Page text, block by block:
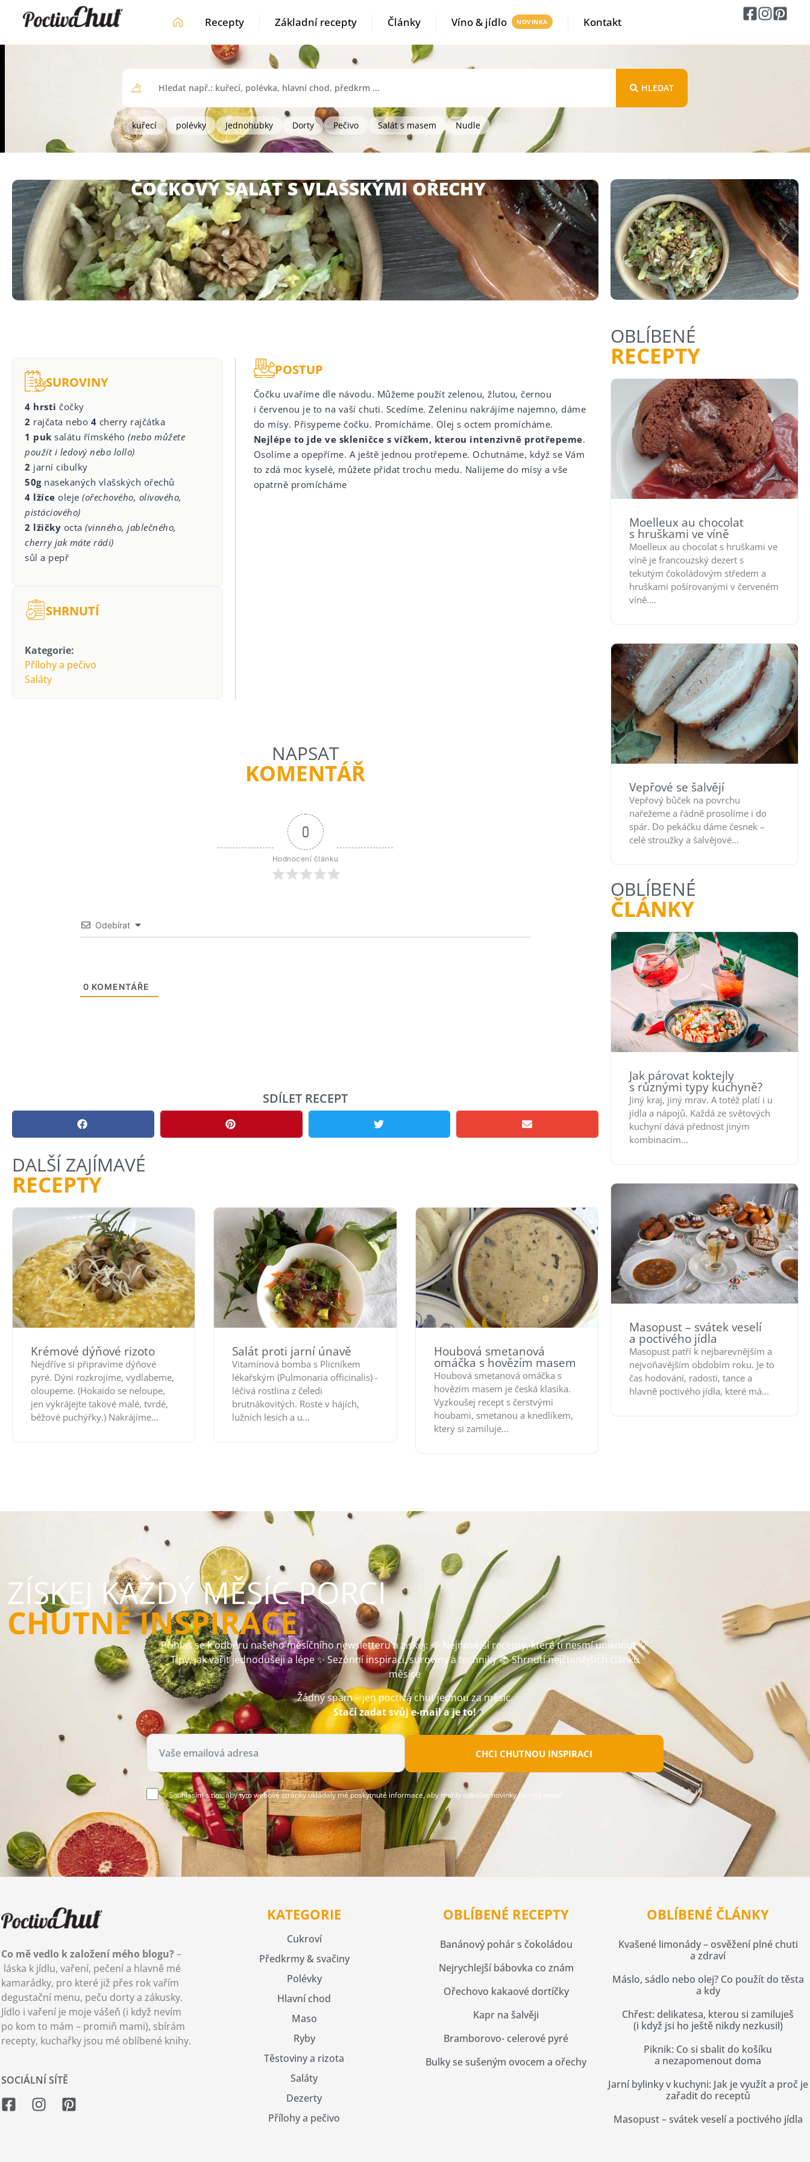
Recepty Základní recepty Články Víno & jídlo Kontakt
HLEDAT
kuřecí polévky Jednohubky Dorty Pečivo Salát s masem Nudle
ČOČKOVÝ SALÁT S VLAŠSKÝMI OŘECHY
SUROVINY
4 hrsti čočky
2 rajčata nebo 4 cherry rajčátka
1 puk salátu římského (nebo můžete
použít i ledový nebo lollo)
2 jarní cibulky
50gnasekaných vlašských ořechů
4 lžíce oleje (ořechového, olivového,
pistáciového)
2 lžičky octa (vinného, jablečného,
cherry jak máte rádi)
sůl a pepř
SHRNUTÍ
Kategorie:
Přílohy a pečivo
Saláty
POSTUP
Čočku uvaříme dle návodu. Můžeme použít zelenou, žlutou, černou
i červenou je to na vaší chuti. Scedíme. Zeleninu nakrájíme najemno, dáme
do mísy. Přisypeme čočku. Promícháme. Olej s octem promícháme.
Nejlépe to jde ve skleničce s víčkem, kterou intenzivně protřepeme.
Osolíme a opepříme. A ještě jednou protřepeme. Ochutnáme, když se Vám
to zdá moc kyselé, můžete přidat trochu medu. Nalijeme do mísy a vše
opatrně promícháme
NAPSAT
KOMENTÁŘ
0
Hodnocení článku
Odebírat
0 KOMENTÁŘE
SDÍLET RECEPT
DALŠÍ ZAJÍMAVÉ
RECEPTY
Krémové dýňové rizoto
Nejdříve si připravíme dýňové
pyré. Dýni rozkrojíme, vydlabeme,
oloupeme. (Hokaido se neloupe,
jen vykrájejte takové malé, tvrdé,
béžové puchýřky.) Nakrájíme...
Salát proti jarní únavě
Vitamínová bomba s Plicníkem
lékařským (Pulmonaria officinalis) -
léčivá rostlina z čeledi
brutnákovitých. Roste v hájích,
lužních lesích a u...
Houbová smetanová
omáčka s hovězím masem
Houbová smetanová omáčka s
hovězím masem je česká klasika.
Vyzkoušej recept s čerstvými
houbami, smetanou a knedlíkem,
který si zamiluje...
OBLÍBENÉ
RECEPTY
Moelleux au chocolat
s hruškami ve víně
Moelleux au chocolat s hruškami ve
víně je francouzský dezert s
tekutým čokoládovým středem a
hruškami pošírovanými v červeném
víně....
Vepřové se šalvějí
Vepřový bůček na povrchu
nařežeme a řádně prosolíme i do
spár. Do pekáčku dáme česnek –
celé stroužky a šalvějové...
OBLÍBENÉ
ČLÁNKY
Jak párovat koktejly
s různými typy kuchyně?
Jiný kraj, jiný mrav. A totéž platí i u
jídla a nápojů. Každá ze světových
kuchyní dává přednost jiným
kombinacím...
Masopust – svátek veselí
a poctivého jídla
Masopust patří k nejbarevnějším a
nejvoňavějším obdobím roku. Je to
čas hodování, radosti, tance a
hlavně poctivého jídla, které má...
ZÍSKEJ KAŽDÝ MĚSÍC PORCI
CHUTNÉ INSPIRACE
Přihlas se k odběru našeho měsíčního newsletteru a získej: 🥘 Nejnovější recepty, které ti nesmí uniknout 💡
Tipy, jak vařit jednodušeji a lépe ✨ Sezónní inspiraci, suroviny a techniky 📚 Shrnutí nejčtenějších článků
měsíce
Žádný spam – jen poctivá chuť jednou za měsíc.
Stačí zadat svůj e-mail a je to!
CHCI CHUTNOU INSPIRACI
Souhlasím s tím, aby tyto webové stránky ukládaly mé poskytnuté informace, aby mohly odesílat novinky na můj email.
Co mě vedlo k založení mého blogu? –
láska k jídlu, vaření, pečení a hlavně mé
kamarádky, pro které již přes rok vařím
degustační menu, peču dorty a zákusky.
Jídlo i vaření je moje vášeň (i když nevím
po kom to mám – promiň mami), sbírám
recepty, kuchařky jsou mé oblíbené knihy.
SOCIÁLNÍ SÍTĚ
KATEGORIE
Cukroví
Předkrmy & svačiny
Polévky
Hlavní chod
Maso
Ryby
Těstoviny a rizota
Saláty
Dezerty
Přílohy a pečivo
OBLÍBENÉ RECEPTY
Banánový pohár s čokoládou
Nejrychlejší bábovka co znám
Ořechovo kakaové dortíčky
Kapr na šalvěji
Bramborovo- celerové pyré
Bulky se sušeným ovocem a ořechy
OBLÍBENÉ ČLÁNKY
Kvašené limonády – osvěžení plné chuti
a zdraví
Máslo, sádlo nebo olej? Co použít do těsta
a kdy
Chřest: delikatesa, kterou si zamiluješ
(i když jsi ho ještě nikdy nezkusil)
Piknik: Co si sbalit do košíku
a nezapomenout doma
Jarní bylinky v kuchyni: Jak je využít a proč je
zařadit do receptů
Masopust – svátek veselí a poctivého jídla